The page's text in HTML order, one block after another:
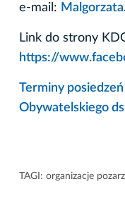
e-mail:
Link do strony
https://
Terminy
Obywatelskiego
TAGI: organizacje